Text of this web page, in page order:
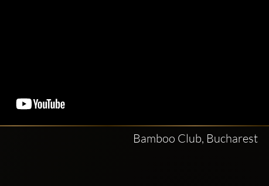
Bamboo Club, Bucharest